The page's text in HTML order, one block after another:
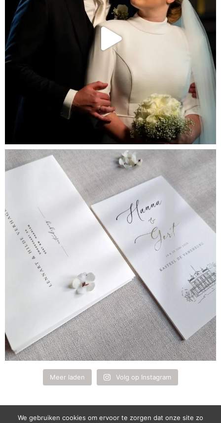
Meer laden Volg op Instagram
We gebruiken cookies om ervoor te zorgen dat onze site zo